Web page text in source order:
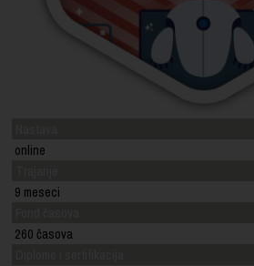
online
9 meseci
260 časova